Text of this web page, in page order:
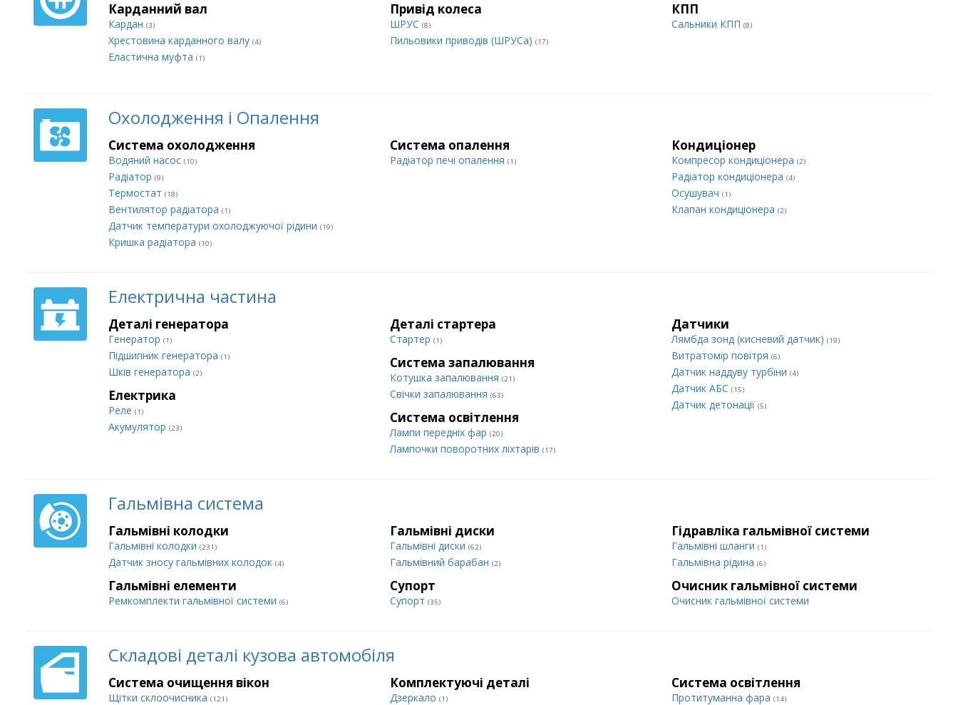
Карданний вал
Кардан (3)
Хрестовина карданного валу (4)
Еластична муфта (1)
Привід колеса
ШРУС (8)
Пильовики приводів (ШРУСа) (17)
КПП
Сальники КПП (8)
Охолодження і Опалення
Система охолодження
Водяний насос (10)
Радіатор (9)
Термостат (18)
Вентилятор радіатора (1)
Датчик температури охолоджуючої рідини (19)
Кришка радіатора (10)
Система опалення
Радіатор печі опалення (1)
Кондиціонер
Компресор кондиціонера (2)
Радіатор кондиціонера (4)
Осушувач (1)
Клапан кондиціонера (2)
Електрична частина
Деталі генератора
Генератор (1)
Підшипник генератора (1)
Шків генератора (2)
Деталі стартера
Стартер (1)
Датчики
Лямбда зонд (кисневий датчик) (19)
Витратомір повітря (6)
Датчик наддуву турбіни (4)
Датчик АБС (15)
Датчик детонації (5)
Система запалювання
Котушка запалювання (21)
Свічки запалювання (63)
Електрика
Реле (1)
Акумулятор (23)
Система освітлення
Лампи передніх фар (20)
Лампочки поворотних ліхтарів (17)
Гальмівна система
Гальмівні колодки
Гальмівні колодки (231)
Датчик зносу гальмівних колодок (4)
Гальмівні диски
Гальмівні диски (62)
Гальмівний барабан (2)
Гідравліка гальмівної системи
Гальмівні шланги (1)
Гальмівна рідина (6)
Гальмівні елементи
Ремкомплекти гальмівної системи (6)
Супорт
Супорт (35)
Очисник гальмівної системи
Очисник гальмівної системи
Складові деталі кузова автомобіля
Система очищення вікон
Щітки склоочисника (121)
Комплектуючі деталі
Дзеркало (1)
Система освітлення
Протитуманна фара (14)